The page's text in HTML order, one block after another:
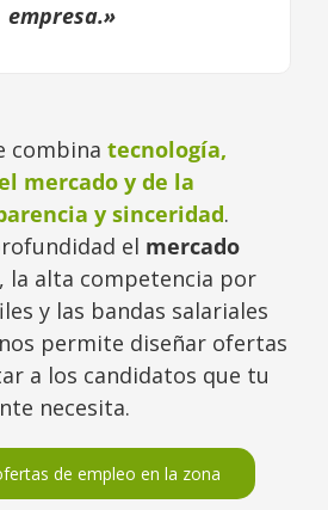
empresa.»
combinatecnología,
mercado y de la
y sinceridad.
el mercado
, la alta competencia por
y las bandas salariales
permite diseñar ofertas
a los candidatos que tu
necesita.
de empleo en la zona